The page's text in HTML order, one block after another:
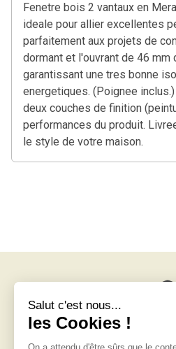
Fenetre bois 2 vantaux en
ideale pour allier excellentes
parfaitement aux projets de
dormant et l'ouvrant de 46
garantissant une tres bonne
energetiques. (Poignee
deux couches de finition
performances du produit.
le style de votre maison.
Livraison